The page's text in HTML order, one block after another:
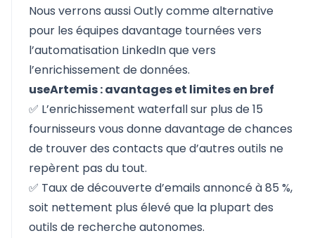
Nous verrons aussi Outly comme alternative
pour les équipes davantage tournées vers
l’automatisation LinkedIn que vers
l’enrichissement de données.
useArtemis : avantages et limites en bref
✅ L’enrichissement waterfall sur plus de 15
fournisseurs vous donne davantage de chances
de trouver des contacts que d’autres outils ne
repèrent pas du tout.
✅ Taux de découverte d’emails annoncé à 85 %,
soit nettement plus élevé que la plupart des
outils de recherche autonomes.